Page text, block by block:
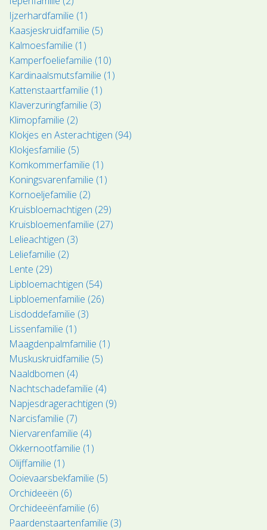
Ijzerhardfamilie (1)
Kaasjeskruidfamilie (5)
Kalmoesfamilie (1)
Kamperfoeliefamilie (10)
Kardinaalsmutsfamilie (1)
Kattenstaartfamilie (1)
Klaverzuringfamilie (3)
Klimopfamilie (2)
Klokjes en Asterachtigen (94)
Klokjesfamilie (5)
Komkommerfamilie (1)
Koningsvarenfamilie (1)
Kornoeljefamilie (2)
Kruisbloemachtigen (29)
Kruisbloemenfamilie (27)
Lelieachtigen (3)
Leliefamilie (2)
Lente (29)
Lipbloemachtigen (54)
Lipbloemenfamilie (26)
Lisdoddefamilie (3)
Lissenfamilie (1)
Maagdenpalmfamilie (1)
Muskuskruidfamilie (5)
Naaldbomen (4)
Nachtschadefamilie (4)
Napjesdragerachtigen (9)
Narcisfamilie (7)
Niervarenfamilie (4)
Okkernootfamilie (1)
Olijffamilie (1)
Ooievaarsbekfamilie (5)
Orchideeën (6)
Orchideeënfamilie (6)
Paardenstaartenfamilie (3)